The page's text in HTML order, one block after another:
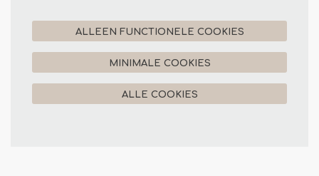
ALLEEN FUNCTIONELE COOKIES
MINIMALE COOKIES
ALLE COOKIES